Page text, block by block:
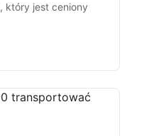
który jest ceniony